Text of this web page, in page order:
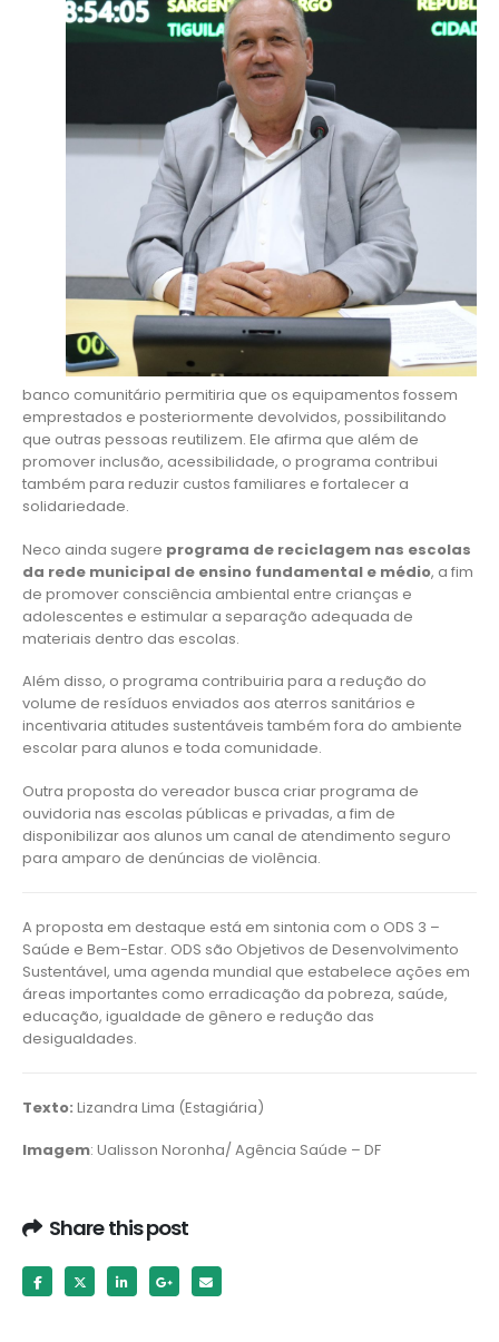
banco comunitário permitiria que os equipamentos fossem
emprestados e posteriormente devolvidos, possibilitando
que outras pessoas reutilizem. Ele afirma que além de
promover inclusão, acessibilidade, o programa contribui
também para reduzir custos familiares e fortalecer a
solidariedade.
Neco ainda sugere programa de reciclagem nas escolas
da rede municipal de ensino fundamental e médio, a fim
de promover consciência ambiental entre crianças e
adolescentes e estimular a separação adequada de
materiais dentro das escolas.
Além disso, o programa contribuiria para a redução do
volume de resíduos enviados aos aterros sanitários e
incentivaria atitudes sustentáveis também fora do ambiente
escolar para alunos e toda comunidade.
Outra proposta do vereador busca criar programa de
ouvidoria nas escolas públicas e privadas, a fim de
disponibilizar aos alunos um canal de atendimento seguro
para amparo de denúncias de violência.
A proposta em destaque está em sintonia com o ODS 3 –
Saúde e Bem-Estar. ODS são Objetivos de Desenvolvimento
Sustentável, uma agenda mundial que estabelece ações em
áreas importantes como erradicação da pobreza, saúde,
educação, igualdade de gênero e redução das
desigualdades.
Texto: Lizandra Lima (Estagiária)
Imagem: Ualisson Noronha/ Agência Saúde – DF
Share this post